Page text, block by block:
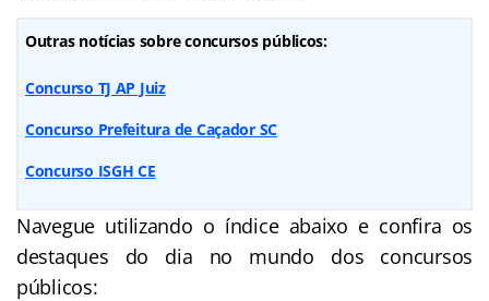
Outras notícias sobre concursos públicos:
Concurso TJ AP Juiz
Concurso Prefeitura de Caçador SC
Concurso ISGH CE
Navegue utilizando o índice abaixo e confira os
destaques do dia no mundo dos concursos
públicos: